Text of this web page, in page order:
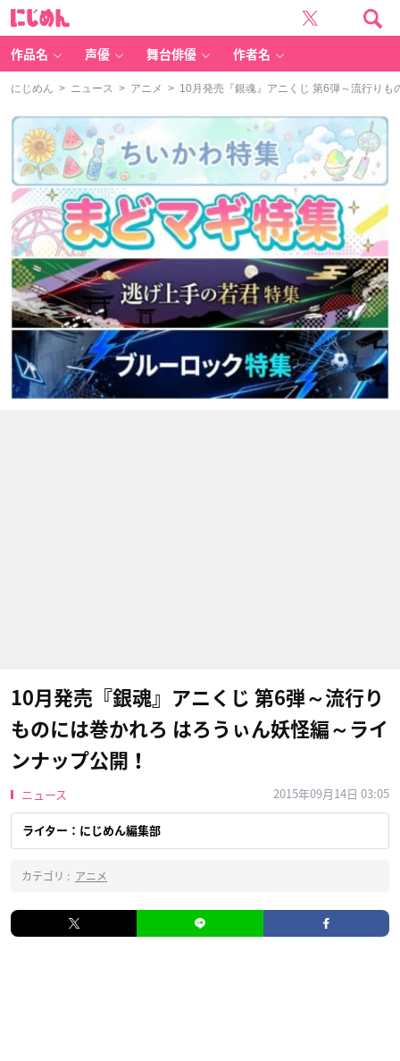
作品名 声優 舞台俳優 作者名
にじめん > ニュース > アニメ > 10月発売『銀魂』アニくじ 第6弾～流行りも
10月発売『銀魂』アニくじ 第6弾～流行り
ものには巻かれろ はろうぃん妖怪編～ライ
ンナップ公開！
ニュース 2015年09月14日 03:05
ライター：にじめん編集部
カテゴリ : アニメ